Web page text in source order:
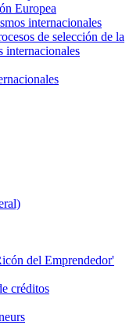
Europea
internacionales
de selección de la
internacionales
del Emprendedor'
créditos